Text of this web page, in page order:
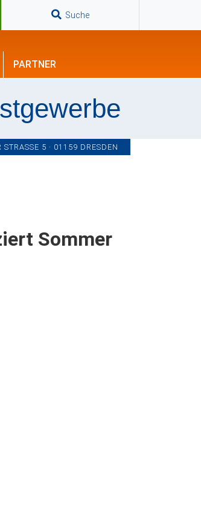
Suche
PARTNER
5 · 01159 DRESDEN
Sommer